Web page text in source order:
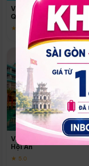
Vinpearl Resort & Spa
Quoc
★ 5.0
Vinpearl Resort & Golf
Hội An
★ 5.0